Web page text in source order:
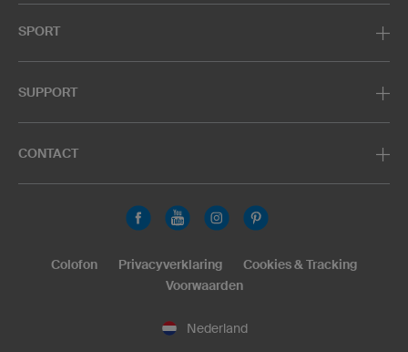
SPORT
SUPPORT
CONTACT
Nederland
Colofon Privacyverklaring
Cookies & Tracking
Voorwaarden